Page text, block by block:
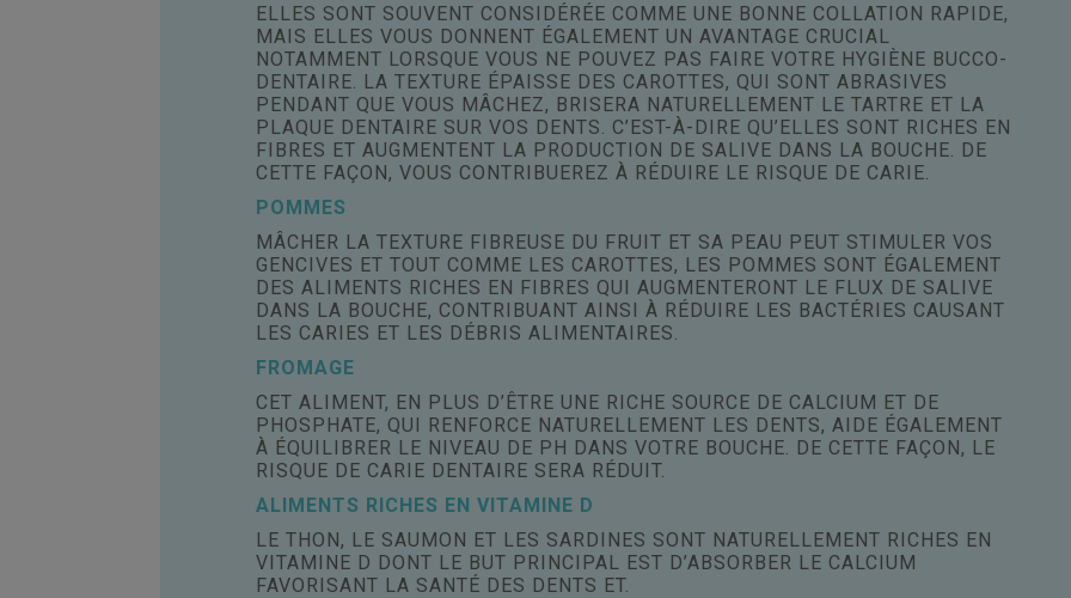
ELLES SONT SOUVENT CONSIDÉRÉE COMME UNE BONNE COLLATION RAPIDE,
MAIS ELLES VOUS DONNENT ÉGALEMENT UN AVANTAGE CRUCIAL
NOTAMMENT LORSQUE VOUS NE POUVEZ PAS FAIRE VOTRE HYGIÈNE BUCCO-
DENTAIRE. LA TEXTURE ÉPAISSE DES CAROTTES, QUI SONT ABRASIVES
PENDANT QUE VOUS MÂCHEZ, BRISERA NATURELLEMENT LE TARTRE ET LA
PLAQUE DENTAIRE SUR VOS DENTS. C’EST-À-DIRE QU’ELLES SONT RICHES EN
FIBRES ET AUGMENTENT LA PRODUCTION DE SALIVE DANS LA BOUCHE. DE
CETTE FAÇON, VOUS CONTRIBUEREZ À RÉDUIRE LE RISQUE DE CARIE.
POMMES
MÂCHER LA TEXTURE FIBREUSE DU FRUIT ET SA PEAU PEUT STIMULER VOS
GENCIVES ET TOUT COMME LES CAROTTES, LES POMMES SONT ÉGALEMENT
DES ALIMENTS RICHES EN FIBRES QUI AUGMENTERONT LE FLUX DE SALIVE
DANS LA BOUCHE, CONTRIBUANT AINSI À RÉDUIRE LES BACTÉRIES CAUSANT
LES CARIES ET LES DÉBRIS ALIMENTAIRES.
FROMAGE
CET ALIMENT, EN PLUS D’ÊTRE UNE RICHE SOURCE DE CALCIUM ET DE
PHOSPHATE, QUI RENFORCE NATURELLEMENT LES DENTS, AIDE ÉGALEMENT
À ÉQUILIBRER LE NIVEAU DE PH DANS VOTRE BOUCHE. DE CETTE FAÇON, LE
RISQUE DE CARIE DENTAIRE SERA RÉDUIT.
ALIMENTS RICHES EN VITAMINE D
LE THON, LE SAUMON ET LES SARDINES SONT NATURELLEMENT RICHES EN
VITAMINE D DONT LE BUT PRINCIPAL EST D’ABSORBER LE CALCIUM
FAVORISANT LA SANTÉ DES DENTS ET.